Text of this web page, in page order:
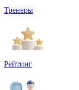
Тренеры
Рейтинг